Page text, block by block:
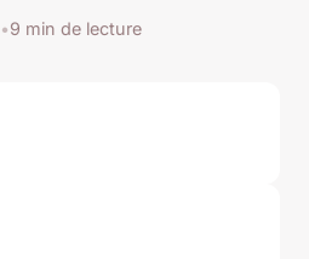
•9 min de lecture